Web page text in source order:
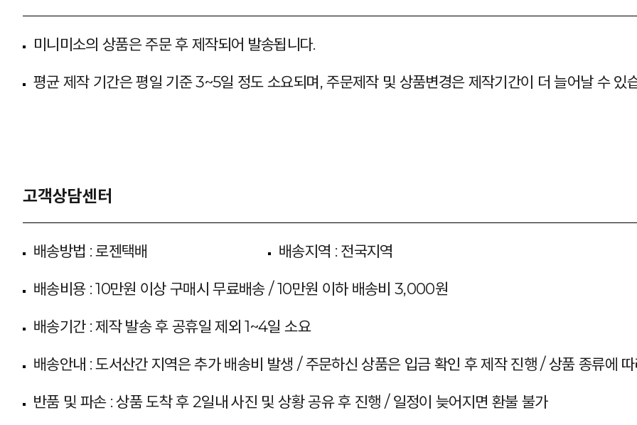
미니미소의 상품은 주문 후 제작되어 발송됩니다.
평균 제작 기간은 평일 기준 3~5일 정도 소요되며, 주문제작 및 상품변경은 제작기간이 더 늘어날 수 있
고객상담센터
배송방법 : 로젠택배
배송지역 : 전국지역
배송비용 : 10만원 이상 구매시 무료배송 / 10만원 이하 배송비 3,000원
배송기간 : 제작 발송 후 공휴일 제외 1~4일 소요
배송안내 : 도서산간 지역은 추가 배송비 발생 / 주문하신 상품은 입금 확인 후 제작 진행 / 상품 종류에
반품 및 파손 : 상품 도착 후 2일내 사진 및 상황 공유 후 진행 / 일정이 늦어지면 환불 불가